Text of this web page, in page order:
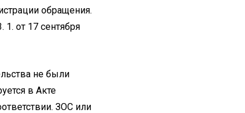
обращения.
от 17 сентября
не были
в Акте
ЗОС или